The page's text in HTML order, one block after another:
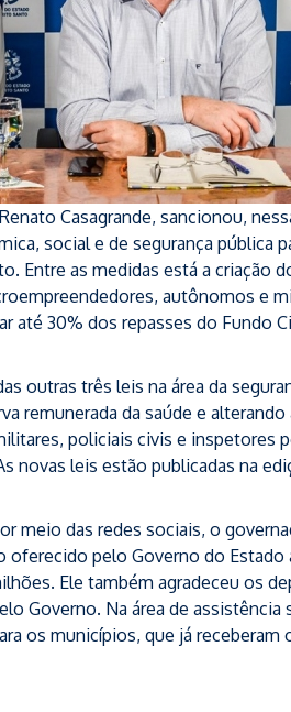
Casagrande, sancionou,
social e de segurança pública
Entre as medidas está a criação
autônomos e
até 30% dos repasses do Fundo
outras três leis na área da
remunerada da saúde e
policiais civis e inspetores
novas leis estão publicadas na
meio das redes sociais, o
pelo Governo do Estado
Ele também agradeceu os
Governo. Na área de assistência
os municípios, que já